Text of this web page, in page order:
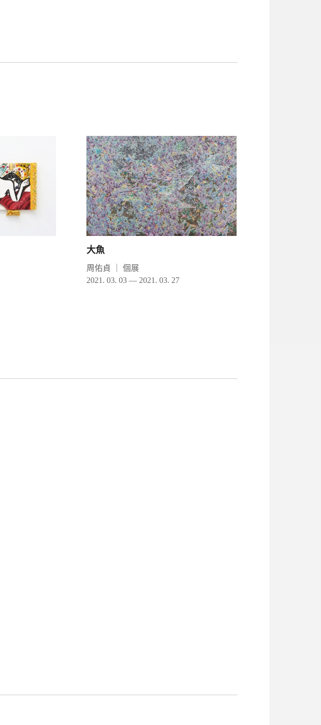
大魚
周佑貞
個展
2021. 03. 03 — 2021. 03. 27